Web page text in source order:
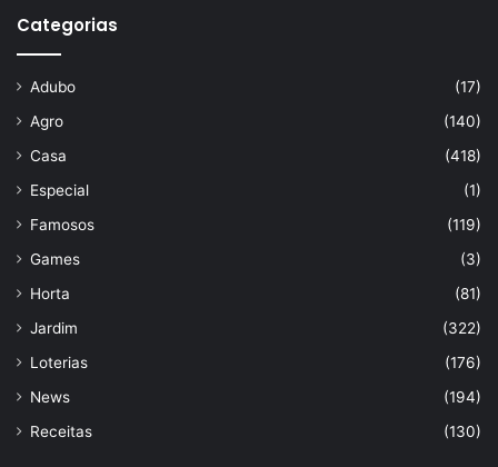
Categorias
Adubo
(17)
Agro
(140)
Casa
(418)
Especial
(1)
Famosos
(119)
Games
(3)
Horta
(81)
Jardim
(322)
Loterias
(176)
News
(194)
Receitas
(130)